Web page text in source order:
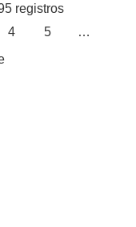
registros
4 5
…